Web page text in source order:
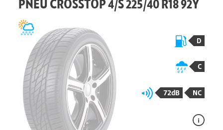
PNEU CROSSTOP 4/S 225/40 R18 92Y
D
C
72dB NC